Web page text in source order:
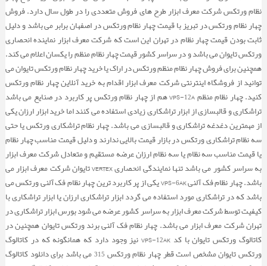
کولیس یک متری
کولیس عمق سنج
کولیس شیار داخل
کولیس شیار خارج
کولیس چرخ دنده
میکرومتر فک جناقی
میکرومتر حدی
میکرومتر فک سر کروی
میکرومتر فک پهن
میکرومتر فک بشقابی
میکرومتر داخلی دو فک
میکرومتر داخلی سه فک
میکرومتر عمق سنج
سنبه نشان VERTEX
گونیا مویی »
گونیا مویی VERTEX
انواع پایه ساعت های اندیکاتور »
پایه ساعت مگنتیانواع صفحه صافی »
صفحه صافی گرانیت
خط کش صنعتی »
خط کش سینوسی
دستگاه فرزCNC
ماشین فرز سی ان سی
دستگاه فرز منوال
کلمپ مگنت دار
گیره دریل
گیره های آزاد
گیره هیدرولیک ورتکس
گیره سنگ خورده
سنگ خورده
LEDچراغ
چراغ ذره بین دار
چراغ هالوژن
چراغ مگنت دار
پمپ روغن »
پمپ روغن دستگاه فرز
کلت و فشنگی »
کلت مته گیر
Cفشنگی سری
بیبی کلت
ست کلت و فشنگی
کلت بلند
آچار کلت
کلت کف تراش گیر
کلت سه نظام گیر
هد بورینگ »
هد بورینگ اتومات
شیلنگ آب صابون
قلاویز زن »
سه نظام دور بالا
سه نظام دستگاه تراش
هلدر روتراشی
هلدر داخل تراشی
الماس تراشکاری
کف تراش
فرز انگشتی
انگشتی الماس خور
پولکی الماس خور
RNGN الماس
RCMT الماس
نظام ورتکس شرکت معرف ابزار طرح های فروش متعددی را در طول سال دارد. فروش
چهار نظام ورتکس در تبریز با قیمت چهار نظام ورتکس در اصفهان برابر می باشد و دلیل
ثابت بودن قیمت چهار نظام در تهران این است که شرکت معرف ابزار نماینده انحصاری
ورتکس تایوان می باشد و در سراسر کشور قیمت چهار نظام منظم را یکسان اعلام می کند.
همچنین برای فروش چهار نظام منظم ورتکس در اراک یا خرید چهار نظام ورتکس تایوان می
توانید از فروشگاه اینترنتی شرکت معرف ابزار اقدام به خرید آنلاین چهار نظام ورتکس
کنید. چهار نظام منظم VPS-12A هم از چهار نظام ورتکس پر کاربرد در صنایع می باشد
تراشکاری و قالبسازی از ابزار تراشکاری زیادی استفاده می کنند اما خرید ابزار ارزان یکی
از مهمترین دغدغه تراشکاری و قالبسازی می باشد. چهار نظام تراشکاری ورتکس یا حتی
سه نظام تراشکاری ورتکس در بازار قیمت بالایی ندارند و دلیل قیمت مناسب چهار نظام
یا قیمت مناسب سه نظام یا سه نظام ارزان عرضه مستقیم و متعادل شرکت معرف ابزار
به سراسر کشور می باشد تنها نمایندگی انحصاری VERTEX تایوان شرکت معرف ابزار می
باشد. چهار نظام فک آلنی VPS-6AK یکی از پر کاربرد ترین چهار نظام فک آلنی ورتکس می
باشد که در تراشکاری مورد استفاده می گردد ابزار تراشکاری ارزان یا ابزار تراشکاری با
کیفیت توسط شرکت معرف ابزار به سراسر کشور عرضه می شود بورس ابزار تراشکاری در
تهران شرکت معرف ابزار می باشد. چهار نظام فک آلنی برند ورتکس تایوان همچنین در
کاتالوگ ورتکس تایوان با کد VPS-12AK نیز وجود دارد که همانگونه که در کاتالوگ
ورتکس تایوان مشخص است قطر چهار نظام ورتکس 315 می باشد برای دانلود کاتالوگ